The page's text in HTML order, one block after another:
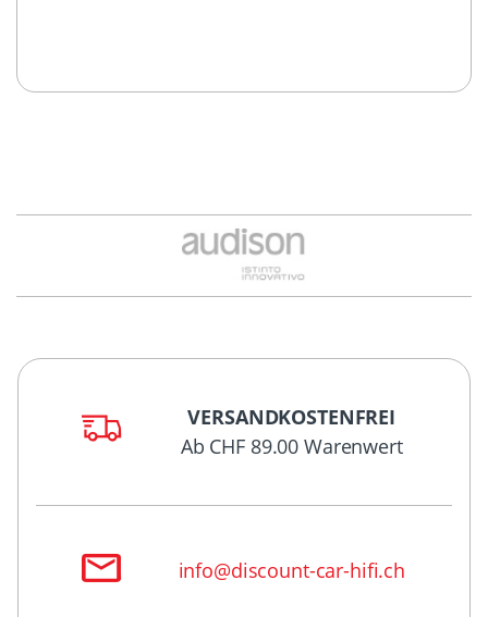
VERSANDKOSTENFREI
Ab CHF 89.00 Warenwert
info@discount-car-hifi.ch